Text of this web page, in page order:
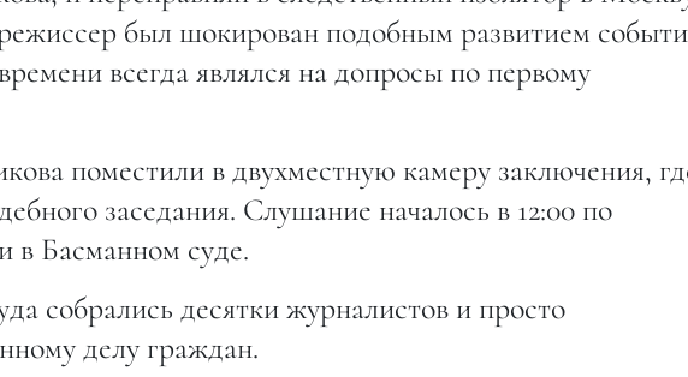
был шокирован подобным развитием
всегда являлся на допросы по первому
поместили в двухместную камеру заключения,
заседания. Слушание началось в 12:00 по
в Басманном суде.
собрались десятки журналистов и просто
делу граждан.